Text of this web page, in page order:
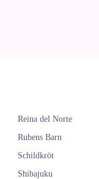
Reina del Norte
Rubens Barn
Schildkröt
Shibajuku